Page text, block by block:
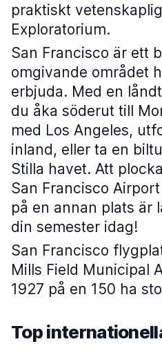
praktiskt
Exploratorium.
San Francisco är ett
omgivande området
erbjuda. Med en
du åka söderut till
med Los Angeles,
inland, eller ta en
Stilla havet. Att
San Francisco
på en annan plats är
din semester idag!
San Francisco
Mills Field Municipal
1927 på en 150 ha
Top